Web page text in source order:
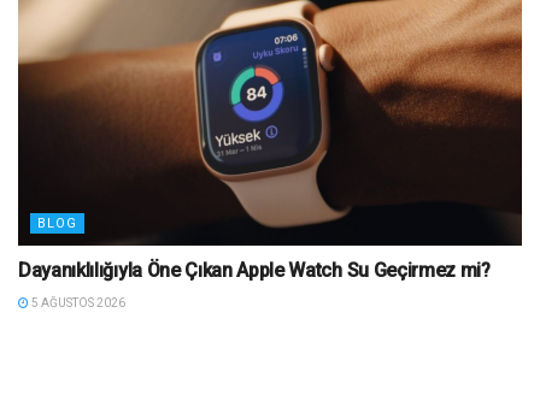
BLOG
Dayanıklılığıyla Öne Çıkan Apple Watch Su Geçirmez mi?
5 AĞUSTOS 2026